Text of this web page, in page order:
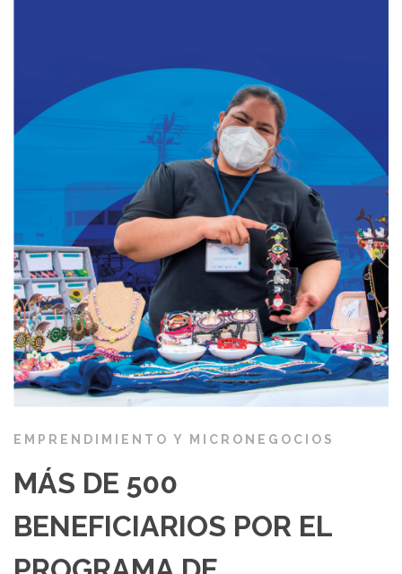
EMPRENDIMIENTO Y MICRONEGOCIOS
MÁS DE 500
BENEFICIARIOS POR EL